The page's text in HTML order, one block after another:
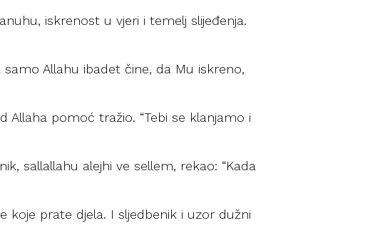
iskrenost u vjeri i temelj slijeđenja.
Allahu ibadet čine, da Mu iskreno,
Allaha pomoć tražio. “Tebi se klanjamo i
sallallahu alejhi ve sellem, rekao: “Kada
koje prate djela. I sljedbenik i uzor dužni